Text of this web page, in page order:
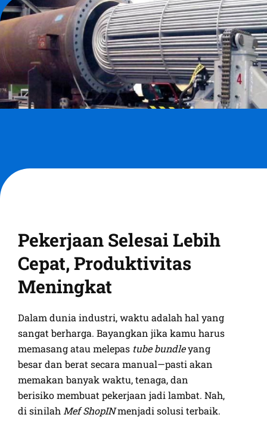
Pekerjaan Selesai Lebih
Cepat, Produktivitas
Meningkat
Dalam dunia industri, waktu adalah hal yang
sangat berharga. Bayangkan jika kamu harus
memasang atau melepas tube bundleyang
besar dan berat secara manual—pasti akan
memakan banyak waktu, tenaga, dan
berisiko membuat pekerjaan jadi lambat. Nah,
di sinilah Mef ShopINmenjadi solusi terbaik.